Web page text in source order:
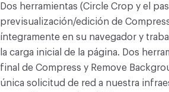
Dos herramientas (Circle Crop y el
previsualización/edición de
íntegramente en su navegador y
la carga inicial de la página. Dos
final de Compress y Remove
única solicitud de red a nuestra